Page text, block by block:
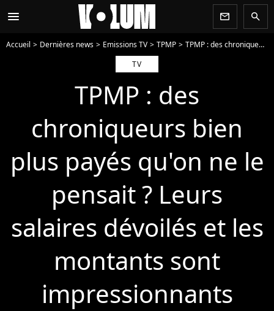
menu newsletter search
Accueil Dernières news Emissions TV TPMP
TPMP : des chroniqueurs bien plus payés qu'on ne le pensait ? Leurs salaires dévoilés et les montants sont impressionnants
TV
TPMP : des
chroniqueurs bien
plus payés qu'on ne le
pensait ? Leurs
salaires dévoilés et les
montants sont
impressionnants